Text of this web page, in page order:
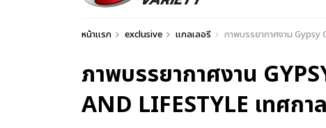
หน้าแรก exclusive แกลเลอรี ภาพบรรยากาศงาน
ภาพบรรยากาศงาน
AND LIFESTYLE เทศก